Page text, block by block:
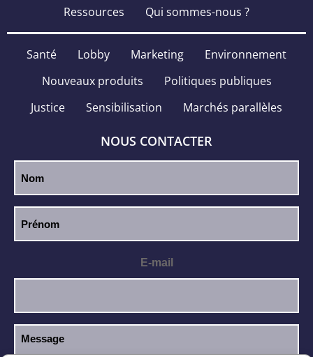
Ressources
Qui sommes-nous ?
Santé Lobby Marketing
Environnement
Nouveaux produits
Politiques publiques
Justice
Sensibilisation Marchés parallèles
NOUS CONTACTER
E-mail